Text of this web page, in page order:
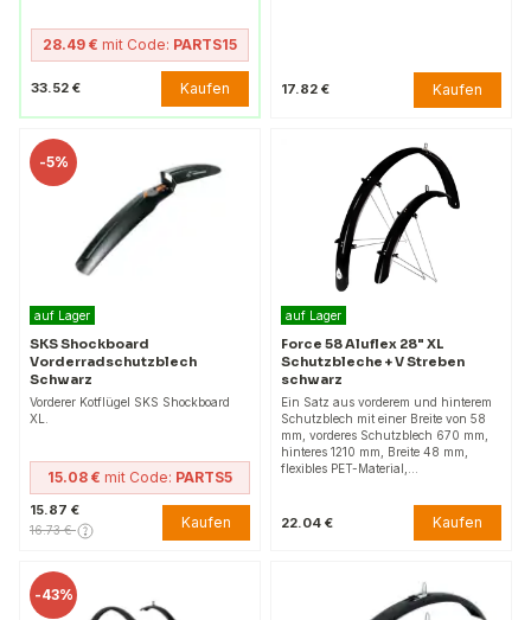
28.49 € mit Code: PARTS15
33.52 € Kaufen 17.82 € Kaufen
-5%
auf Lager
SKS Shockboard
Vorderradschutzblech
Schwarz
Vorderer Kotflügel SKS Shockboard
XL.
15.08 € mit Code: PARTS5
15.87 €
16.73 € Kaufen
auf Lager
Force 58 Aluflex 28" XL
Schutzbleche + V Streben
schwarz
Ein Satz aus vorderem und hinterem
Schutzblech mit einer Breite von 58
mm, vorderes Schutzblech 670 mm,
hinteres 1210 mm, Breite 48 mm,
flexibles PET-Material,…
22.04 € Kaufen
-43%